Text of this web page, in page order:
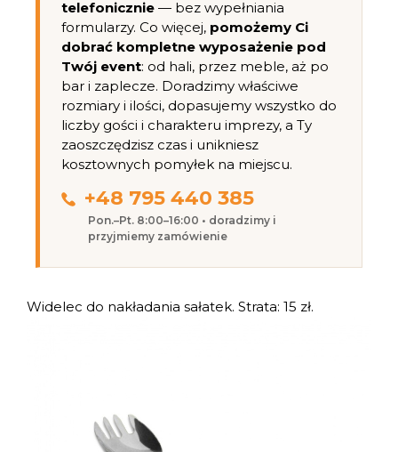
telefonicznie — bez wypełniania
formularzy. Co więcej, pomożemy Ci
dobrać kompletne wyposażenie pod
Twój event: od hali, przez meble, aż po
bar i zaplecze. Doradzimy właściwe
rozmiary i ilości, dopasujemy wszystko do
liczby gości i charakteru imprezy, a Ty
zaoszczędzisz czas i unikniesz
kosztownych pomyłek na miejscu.
+48 795 440 385
Pon.–Pt. 8:00–16:00 • doradzimy i
przyjmiemy zamówienie
Widelec do nakładania sałatek. Strata: 15 zł.